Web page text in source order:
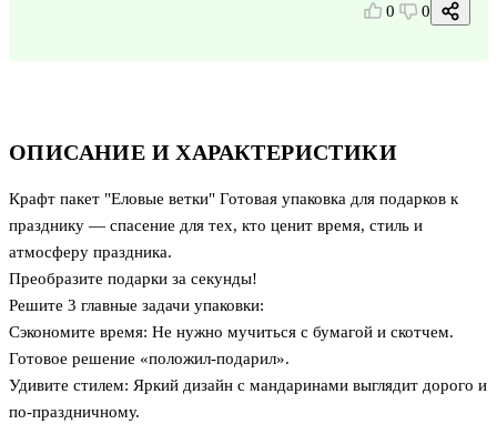
ОПИСАНИЕ И ХАРАКТЕРИСТИКИ
Крафт пакет "Еловые ветки" Готовая упаковка для подарков к
празднику — спасение для тех, кто ценит время, стиль и
атмосферу праздника.
Преобразите подарки за секунды!
Решите 3 главные задачи упаковки:
Сэкономите время: Не нужно мучиться с бумагой и скотчем.
Готовое решение «положил-подарил».
Удивите стилем: Яркий дизайн с мандаринами выглядит дорого и
по-праздничному.
0 0